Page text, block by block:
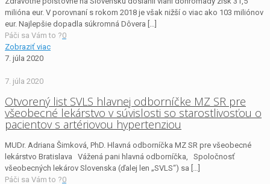
milióna eur. V porovnaní s rokom 2018 je však nižší o viac ako 103 miliónov
eur. Najlepšie dopadla súkromná Dôvera […]
Páči sa Vám to ?0
Zobraziť viac
7. júla 2020
7. júla 2020
Otvorený list SVLS hlavnej odborníčke MZ SR pre
všeobecné lekárstvo v súvislosti so starostlivosťou o
pacientov s artériovou hypertenziou
MUDr. Adriana Šimková, PhD. Hlavná odborníčka MZ SR pre všeobecné
lekárstvo Bratislava Vážená pani hlavná odborníčka, Spoločnosť
všeobecných lekárov Slovenska (ďalej len „SVLS“) sa […]
Páči sa Vám to ?0